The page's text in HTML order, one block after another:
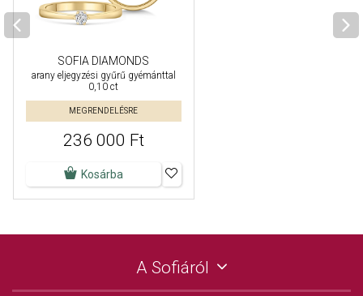
SOFIA DIAMONDS
arany eljegyzési gyűrű gyémánttal
0,10 ct
MEGRENDELÉSRE
236 000 Ft
Kosárba
A Sofiáról